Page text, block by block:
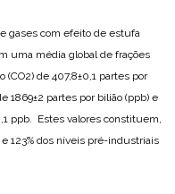
gases com efeito de estufa
uma média global de frações
(CO2) de 407,8±0,1 partes por
1869±2 partes por bilião (ppb) e
ppb. Estes valores constituem,
e 123% dos níveis pré-industriais